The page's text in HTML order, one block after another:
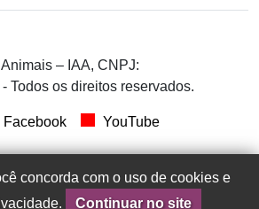
– IAA, CNPJ:
Todos os direitos reservados.
Facebook YouTube
concorda com o uso de cookies e
Continuar no site